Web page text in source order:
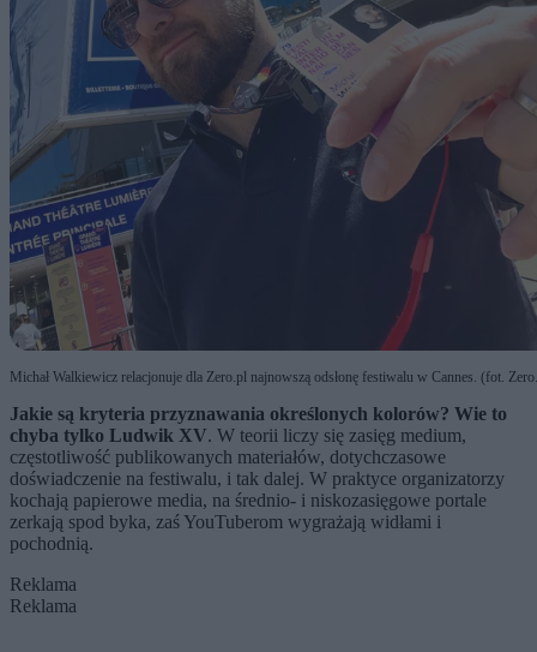
Michał Walkiewicz relacjonuje dla Zero.pl najnowszą odsłonę festiwalu w Cannes. (fot.
Jakie są kryteria przyznawania określonych kolorów? Wie to
chyba tylko Ludwik XV. W teorii liczy się zasięg medium,
częstotliwość publikowanych materiałów, dotychczasowe
doświadczenie na festiwalu, i tak dalej. W praktyce organizatorzy
kochają papierowe media, na średnio- i niskozasięgowe portale
zerkają spod byka, zaś YouTuberom wygrażają widłami i
pochodnią.
Reklama
Reklama